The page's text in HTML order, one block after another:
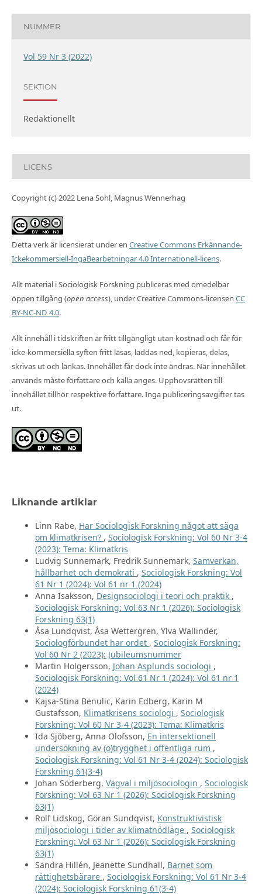
NUMMER
Vol 59 Nr 3 (2022)
SEKTION
Redaktionellt
LICENS
Copyright (c) 2022 Lena Sohl, Magnus Wennerhag
Detta verk är licensierat under en Creative Commons Erkännande-
Ickekommersiell-IngaBearbetningar 4.0 Internationell-licens.
Allt material i Sociologisk Forskning publiceras med omedelbar
öppen tillgång (open access), under Creative Commons-licensen CC
BY-NC-ND 4.0.
Allt innehåll i tidskriften är fritt tillgängligt utan kostnad och får för
icke-kommersiella syften fritt läsas, laddas ned, kopieras, delas,
skrivas ut och länkas. Innehållet får dock inte ändras. När innehållet
används måste författare och källa anges. Upphovsrätten till
innehållet tillhör respektive författare. Inga publiceringsavgifter tas
ut.
Liknande artiklar
Linn Rabe, Har Sociologisk Forskning något att säga
om klimatkrisen? , Sociologisk Forskning: Vol 60 Nr 3-4
(2023): Tema: Klimatkris
Ludvig Sunnemark, Fredrik Sunnemark, Samverkan,
hållbarhet och demokrati , Sociologisk Forskning: Vol
61 Nr 1 (2024): Vol 61 nr 1 (2024)
Anna Isaksson, Designsociologi i teori och praktik ,
Sociologisk Forskning: Vol 63 Nr 1 (2026): Sociologisk
Forskning 63(1)
Åsa Lundqvist, Åsa Wettergren, Ylva Wallinder,
Sociologförbundet har ordet , Sociologisk Forskning:
Vol 60 Nr 2 (2023): Jubileumsnummer
Martin Holgersson, Johan Asplunds sociologi ,
Sociologisk Forskning: Vol 61 Nr 1 (2024): Vol 61 nr 1
(2024)
Kajsa-Stina Benulic, Karin Edberg, Karin M
Gustafsson, Klimatkrisens sociologi , Sociologisk
Forskning: Vol 60 Nr 3-4 (2023): Tema: Klimatkris
Ida Sjöberg, Anna Olofsson, En intersektionell
undersökning av (o)trygghet i offentliga rum ,
Sociologisk Forskning: Vol 61 Nr 3-4 (2024): Sociologisk
Forskning 61(3-4)
Johan Söderberg, Vägval i miljösociologin , Sociologisk
Forskning: Vol 63 Nr 1 (2026): Sociologisk Forskning
63(1)
Rolf Lidskog, Göran Sundqvist, Konstruktivistisk
miljösociologi i tider av klimatnödläge , Sociologisk
Forskning: Vol 63 Nr 1 (2026): Sociologisk Forskning
63(1)
Sandra Hillén, Jeanette Sundhall, Barnet som
rättighetsbärare , Sociologisk Forskning: Vol 61 Nr 3-4
(2024): Sociologisk Forskning 61(3-4)